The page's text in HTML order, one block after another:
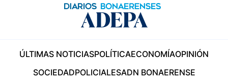
ÚLTIMAS NOTICIASPOLÍTICAECONOMÍAOPINIÓN
SOCIEDADPOLICIALESADN BONAERENSE